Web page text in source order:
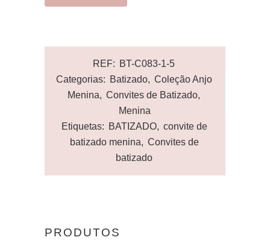
REF: BT-C083-1-5
Categorias: Batizado, Coleção Anjo
Menina, Convites de Batizado,
Menina
Etiquetas: BATIZADO, convite de
batizado menina, Convites de
batizado
PRODUTOS